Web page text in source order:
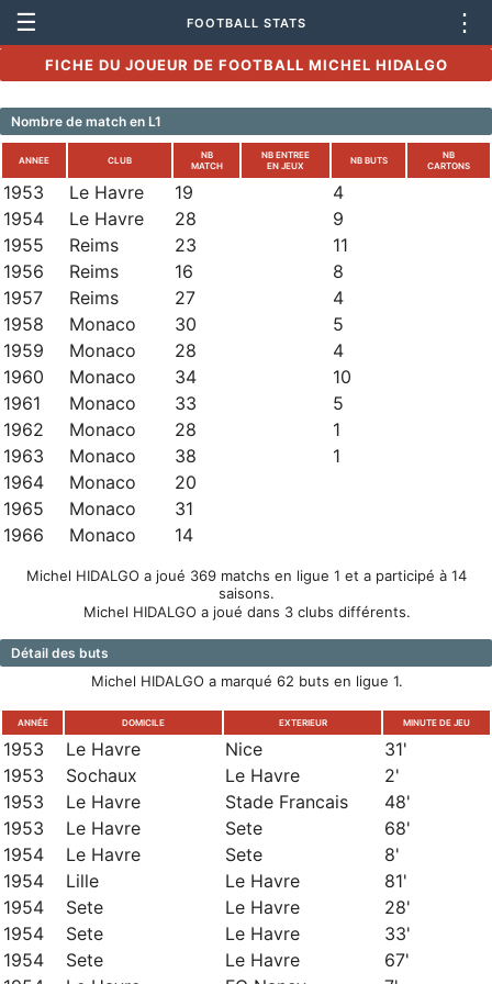
☰ FOOTBALL STATS ⋮
FICHE DU JOUEUR DE FOOTBALL MICHEL HIDALGO
Nombre de match en L1
ANNEE CLUB
NB
MATCH
NB ENTREE
EN JEUX
NB BUTS
NB
CARTONS
1953 Le Havre 19
4
1954
Le Havre 28
9
1955
Reims 23
11
1956
Reims 16
8
1957
Reims 27
4
1958
Monaco 30
5
1959
Monaco 28
4
1960
Monaco 34
10
1961
Monaco 33
5
1962
Monaco 28
1
1963
Monaco 38
1
1964
Monaco
20
1965
Monaco
31
1966
Monaco 14
Michel HIDALGO a joué 369 matchs en ligue 1 et a participé à 14
saisons.
Michel HIDALGO a joué dans 3 clubs différents.
Détail des buts
Michel HIDALGO a marqué 62 buts en ligue 1.
ANNÉE DOMICILE EXTERIEUR MINUTE DE JEU
1953 Le Havre Nice
31'
1953
Sochaux Le Havre
2'
1953
Le Havre Stade Francais
48'
1953
Le Havre Sete
68'
1954
Le Havre Sete
8'
1954
Lille Le Havre
81'
1954
Sete Le Havre
28'
1954
Sete Le Havre
33'
1954
Sete Le Havre
67'